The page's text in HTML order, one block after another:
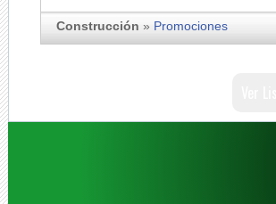
Construcción » Promociones